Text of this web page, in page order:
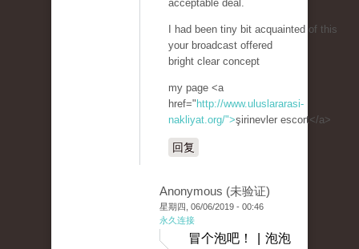
acceptable deal.
I had been tiny bit acquainted of this
your broadcast offered
bright clear concept
my page <a
href=" http://www.uluslararasi-
nakliyat.org/">şirinevler escort</a>
回复
Anonymous (未验证)
星期四, 06/06/2019 - 00:46
永久连接
冒个泡吧！ | 泡泡